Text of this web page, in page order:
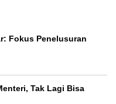
Fokus Penelusuran
Tak Lagi Bisa